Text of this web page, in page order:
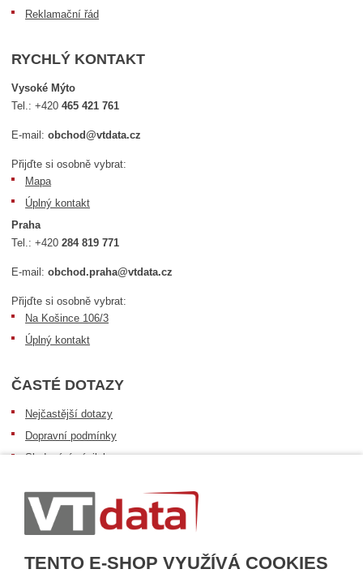
TENTO E-SHOP VYUŽÍVÁ COOKIES
Reklamační řád
RYCHLÝ KONTAKT
Vysoké Mýto
Tel.:+420465 421 761
E-mail:obchod@vtdata.cz
Přijďte si osobně vybrat:
Mapa
Úplný kontakt
Praha
Tel.:+420284 819 771
E-mail:obchod.praha@vtdata.cz
Přijďte si osobně vybrat:
Na Košince 106/3
Úplný kontakt
ČASTÉ DOTAZY
Nejčastější dotazy
Dopravní podmínky
Sledování zásilek
Informace k dostupnosti zboží
Obecné informace